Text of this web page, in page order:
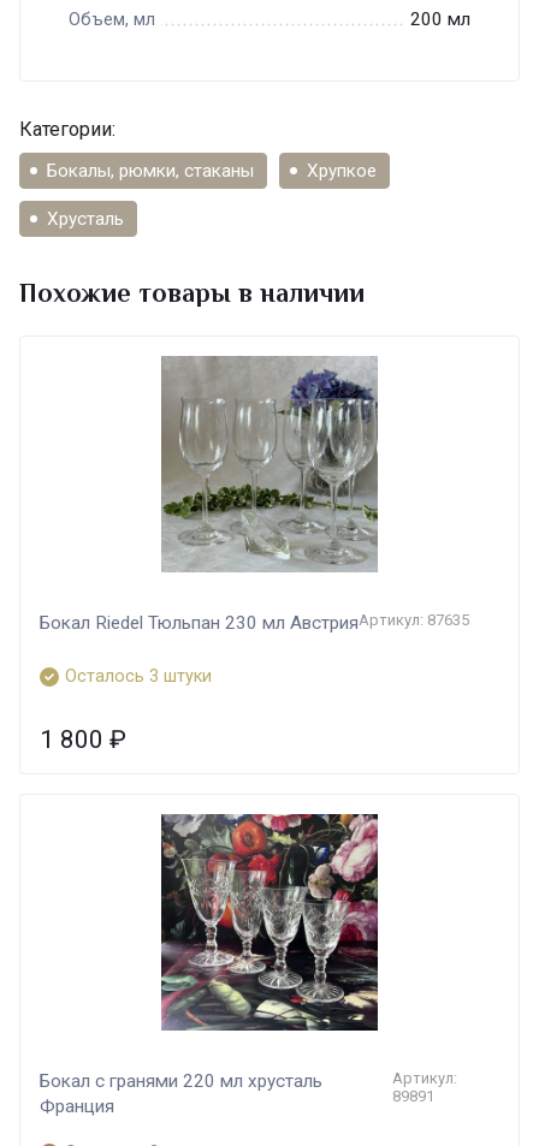
Объем, мл 200 мл
Категории:
Бокалы, рюмки, стаканы Хрупкое
Хрусталь
Похожие товары в наличии
Бокал Riedel Тюльпан 230 мл АвстрияАртикул: 87635
Осталось 3 штуки
1 800 ₽
Бокал с гранями 220 мл хрусталь
Франция
Артикул:
89891